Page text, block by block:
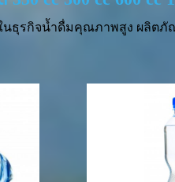
ธุรกิจน้ำดื่มคุณภาพสูง ผลิตภั